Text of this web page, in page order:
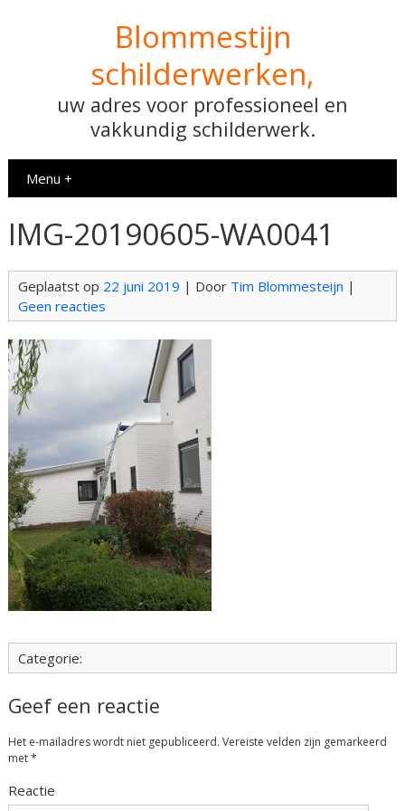
Blommestijn
schilderwerken,
uw adres voor professioneel en
vakkundig schilderwerk.
Menu +
IMG-20190605-WA0041
Geplaatst op 22 juni 2019 | Door Tim Blommesteijn |
Geen reacties
Categorie:
Geef een reactie
Het e-mailadres wordt niet gepubliceerd. Vereiste velden zijn gemarkeerd
met*
Reactie